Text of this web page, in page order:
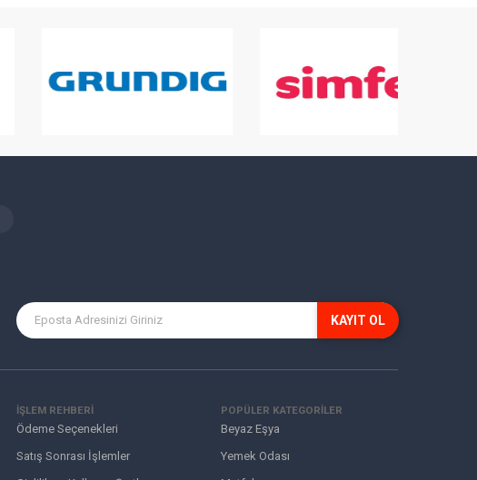
KAYIT OL
İŞLEM REHBERİ
Ödeme Seçenekleri
Satış Sonrası İşlemler
POPÜLER KATEGORİLER
Beyaz Eşya
Yemek Odası